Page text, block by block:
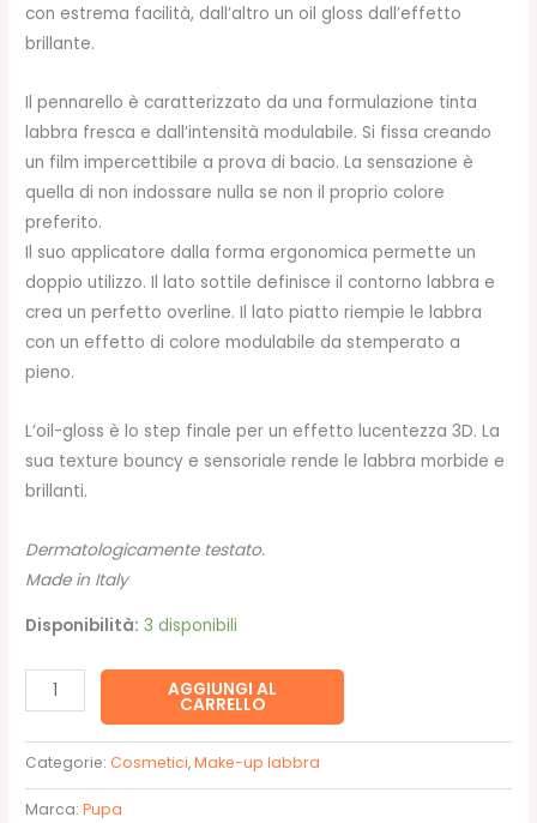
con estrema facilità, dall’altro un oil gloss dall’effetto
brillante.
Il pennarello è caratterizzato da una formulazione tinta
labbra fresca e dall’intensità modulabile. Si fissa creando
un film impercettibile a prova di bacio. La sensazione è
quella di non indossare nulla se non il proprio colore
preferito.
Il suo applicatore dalla forma ergonomica permette un
doppio utilizzo. Il lato sottile definisce il contorno labbra e
crea un perfetto overline. Il lato piatto riempie le labbra
con un effetto di colore modulabile da stemperato a
pieno.
L’oil-gloss è lo step finale per un effetto lucentezza 3D. La
sua texture bouncy e sensoriale rende le labbra morbide e
brillanti.
Dermatologicamente testato.
Made in Italy
Disponibilità: 3 disponibili
Vamp!
Marker
Duo
005
-
AGGIUNGI AL
CARRELLO
Categorie:Cosmetici,Make-up labbra
Marca:Pupa